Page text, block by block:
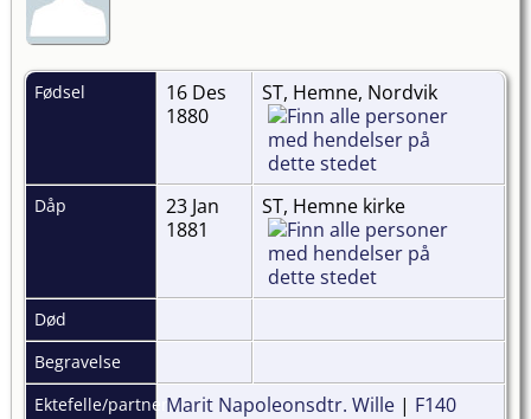
Fødsel
16 Des
1880
ST, Hemne, Nordvik
Dåp
23 Jan
1881
ST, Hemne kirke
Død
Begravelse
Ektefelle/partnerMarit Napoleonsdtr. Wille | F140